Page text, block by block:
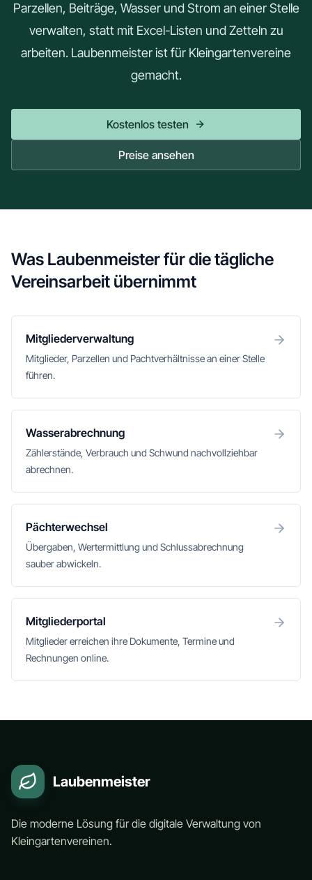
Parzellen, Beiträge, Wasser und Strom an einer Stelle
verwalten, statt mit Excel-Listen und Zetteln zu
arbeiten. Laubenmeister ist für Kleingartenvereine
gemacht.
Kostenlos testen
Preise ansehen
Was Laubenmeister für die tägliche
Vereinsarbeit übernimmt
Mitgliederverwaltung
Mitglieder, Parzellen und Pachtverhältnisse an einer Stelle
führen.
Wasserabrechnung
Zählerstände, Verbrauch und Schwund nachvollziehbar
abrechnen.
Pächterwechsel
Übergaben, Wertermittlung und Schlussabrechnung
sauber abwickeln.
Mitgliederportal
Mitglieder erreichen ihre Dokumente, Termine und
Rechnungen online.
Laubenmeister
Die moderne Lösung für die digitale Verwaltung von
Kleingartenvereinen.